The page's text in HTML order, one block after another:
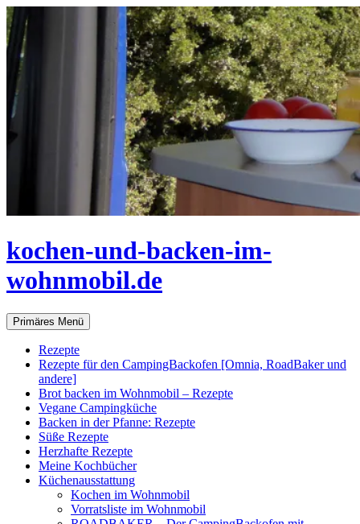
Zum
Inhalt
springen
kochen-und-backen-im-
wohnmobil.de
Suchen
Primäres Menü
Rezepte
Rezepte für den CampingBackofen [Omnia, RoadBaker und
andere]
Brot backen im Wohnmobil – Rezepte
Vegane Campingküche
Backen in der Pfanne: Rezepte
Süße Rezepte
Herzhafte Rezepte
Meine Kochbücher
Küchenausstattung
Kochen im Wohnmobil
Vorratsliste im Wohnmobil